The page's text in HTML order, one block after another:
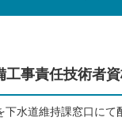
事責任技術者
水道維持課窓口にて